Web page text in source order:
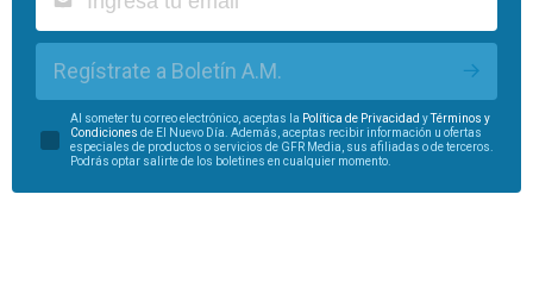
Regístrate a Boletín A.M.
Al someter tu correo electrónico, aceptas la Política de Privacidad yTérminos y
Condiciones de El Nuevo Día. Además, aceptas recibir información u ofertas
especiales de productos o servicios de GFR Media, sus afiliadas o de terceros.
Podrás optar salirte de los boletines en cualquier momento.